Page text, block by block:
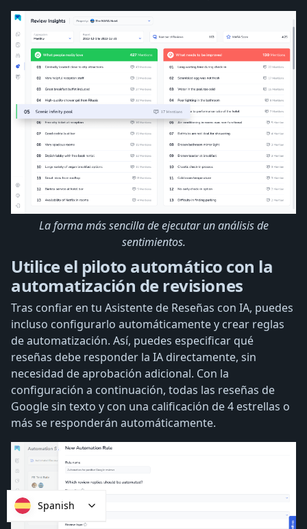
La forma más sencilla de ejecutar un análisis de
sentimientos.
Utilice el piloto automático con la
automatización de revisiones
Tras confiar en tu Asistente de Reseñas con IA, puedes
incluso configurarlo automáticamente y crear reglas
de automatización. Así, puedes especificar qué
reseñas debe responder la IA directamente, sin
necesidad de aprobación adicional. Con la
configuración a continuación, todas las reseñas de
Google sin texto y con una calificación de 4 estrellas o
más se responderán automáticamente.
Spanish